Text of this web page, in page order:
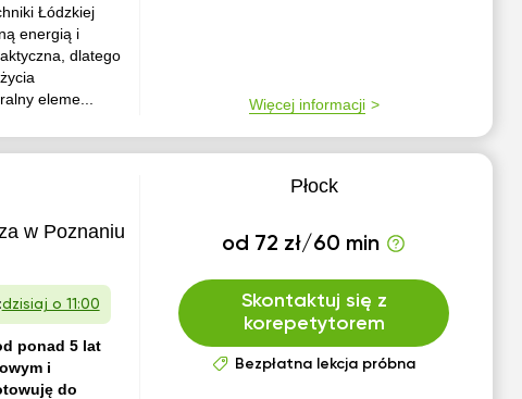
Łódzkiej
energią i
dlatego
eleme...
Więcej informacji
w Poznaniu
dzisiaj o 11:00
ponad 5 lat
i
do
Płock
od 72 zł/60 min
Skontaktuj się z
korepetytorem
Bezpłatna lekcja próbna